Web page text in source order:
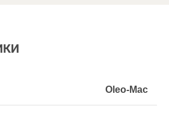
Oleo-Mac